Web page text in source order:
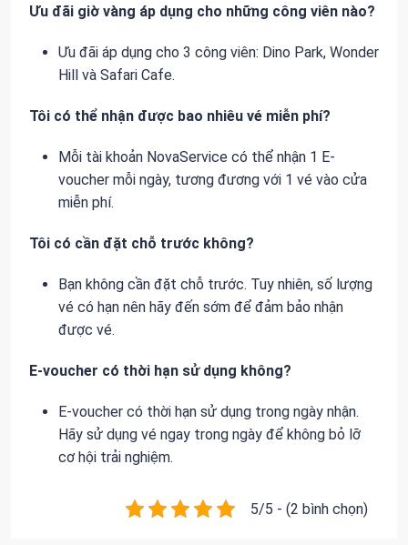
Ưu đãi giờ vàng áp dụng cho những công viên nào?
Ưu đãi áp dụng cho 3 công viên: Dino Park, Wonder
Hill và Safari Cafe.
Tôi có thể nhận được bao nhiêu vé miễn phí?
Mỗi tài khoản NovaService có thể nhận 1 E-
voucher mỗi ngày, tương đương với 1 vé vào cửa
miễn phí.
Tôi có cần đặt chỗ trước không?
Bạn không cần đặt chỗ trước. Tuy nhiên, số lượng
vé có hạn nên hãy đến sớm để đảm bảo nhận
được vé.
E-voucher có thời hạn sử dụng không?
E-voucher có thời hạn sử dụng trong ngày nhận.
Hãy sử dụng vé ngay trong ngày để không bỏ lỡ
cơ hội trải nghiệm.
5/5 - (2 bình chọn)